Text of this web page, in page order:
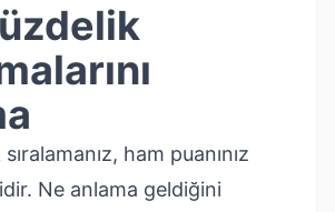
ham puanınız
Ne anlama geldiğini